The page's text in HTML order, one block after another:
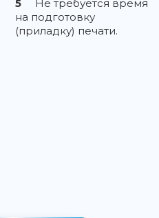
5
Не требуется время
на подготовку
(приладку) печати.